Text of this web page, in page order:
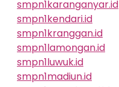
smpn1karanganyar.id
smpn1kendari.id
smpn1kranggan.id
smpn1lamongan.id
smpn1luwuk.id
smpn1madiun.id